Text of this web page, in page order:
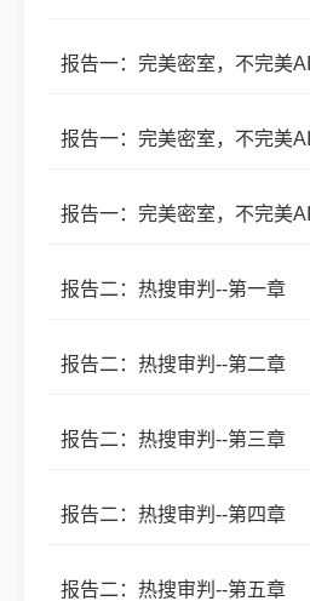
报告一：完美密室，不完美
报告一：完美密室，不完美
报告一：完美密室，不完美
报告二：热搜审判--第一章
报告二：热搜审判--第二章
报告二：热搜审判--第三章
报告二：热搜审判--第四章
报告二：热搜审判--第五章